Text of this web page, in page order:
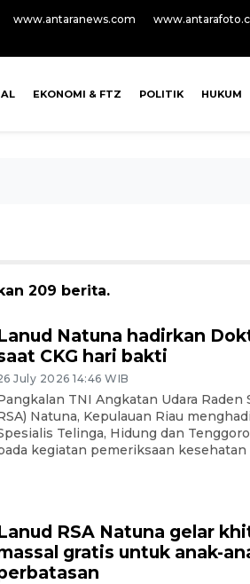
www.antaranews.com
EKONOMI & FTZ POLITIK HUKUM
209 berita.
Natuna hadirkan
CKG hari bakti
July 2026 14:46 WIB
TNI Angkatan Udara Raden
Natuna, Kepulauan Riau
Telinga, Hidung dan
kegiatan pemeriksaan kesehatan
RSA Natuna gelar
gratis untuk anak-